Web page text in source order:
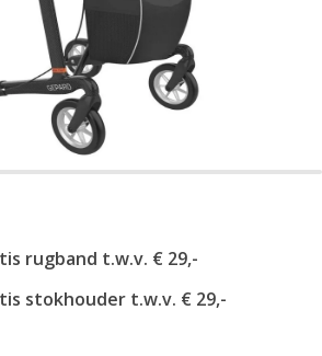
rugband t.w.v. € 29,-
stokhouder t.w.v. € 29,-